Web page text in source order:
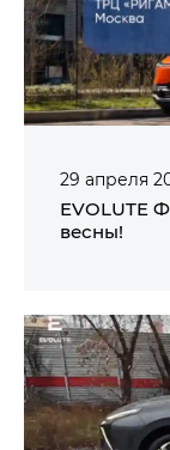
29 апреля
EVOLUTE
весны!